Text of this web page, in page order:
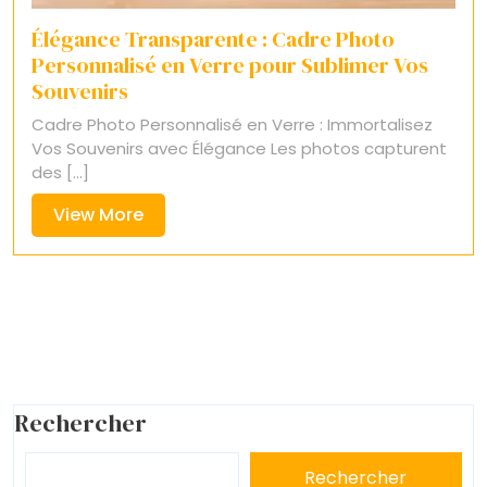
Élégance Transparente : Cadre Photo
Personnalisé en Verre pour Sublimer Vos
Souvenirs
Cadre Photo Personnalisé en Verre : Immortalisez
Vos Souvenirs avec Élégance Les photos capturent
des [...]
View MoreView
More
Rechercher
Rechercher